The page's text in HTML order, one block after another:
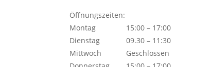
Öffnungszeiten:
Montag
15:00 – 17:00
Dienstag
09.30 – 11:30
Mittwoch
Geschlossen